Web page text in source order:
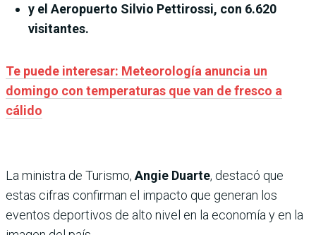
y el Aeropuerto Silvio Pettirossi, con 6.620
visitantes.
Te puede interesar: Meteorología anuncia un
domingo con temperaturas que van de fresco a
cálido
La ministra de Turismo, Angie Duarte, destacó que
estas cifras confirman el impacto que generan los
eventos deportivos de alto nivel en la economía y en la